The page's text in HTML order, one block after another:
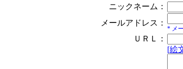
ニックネーム：
メールアドレス：
* メ
ＵＲＬ：
[絵